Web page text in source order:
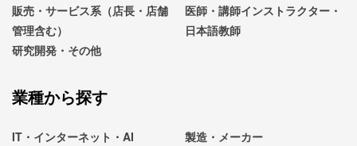
販売・サービス系（店長・店舗
管理含む）
医師・講師インストラクター・
日本語教師
研究開発・その他
業種から探す
IT・インターネット・AI
製造・メーカー